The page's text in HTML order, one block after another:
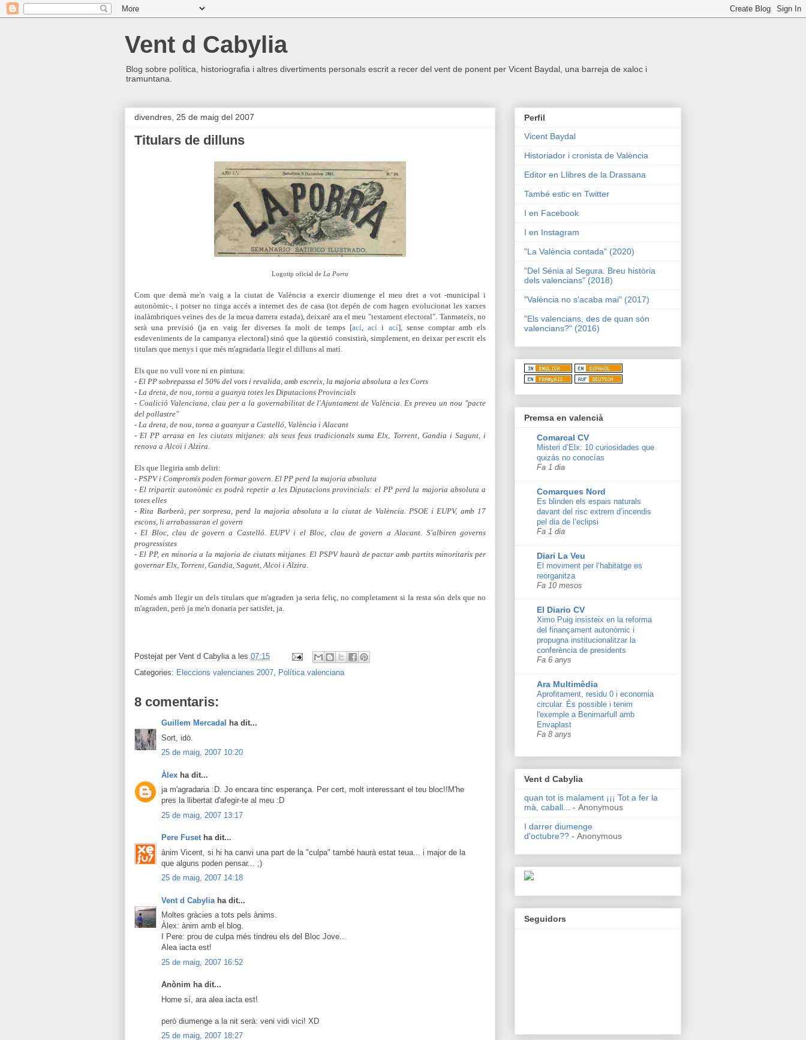
Vent d Cabylia
Blog sobre política, historiografia i altres divertiments personals escrit a recer del vent de ponent per Vicent Baydal, una barreja de xaloc i
tramuntana.
divendres, 25 de maig del 2007
Titulars de dilluns
Logotip oficial de La Porra
Com que demà me'n vaig a la ciutat de València a exercir diumenge el meu dret a vot -municipal i
autonòmic-, i potser no tinga accés a internet des de casa (tot depén de com hagen evolucionat les xarxes
inalàmbriques veïnes des de la meua darrera estada), deixaré ara el meu "testament electoral". Tanmateix, no
serà una previsió (ja en vaig fer diverses fa molt de temps [ací,acíi ací], sense comptar amb els
esdeveniments de la campanya electoral) sinó que la qüestió consistirà, simplement, en deixar per escrit els
titulars que menys i que més m'agradaria llegir el dilluns al matí.
Els que no vull vore ni en pintura:
- El PP sobrepassa el 50% del vots i revalida, amb escreix, la majoria absoluta a les Corts
- La dreta, de nou, torna a guanya totes les Diputacions Provincials
- Coalició Valenciana, clau per a la governabilitat de l'Ajuntament de València. Es preveu un nou "pacte
del pollastre"
- La dreta, de nou, torna a guanyar a Castelló, València i Alacant
- El PP arrasa en les ciutats mitjanes: als seus feus tradicionals suma Elx, Torrent, Gandia i Sagunt, i
renova a Alcoi i Alzira.
Els que llegiria amb deliri:
- PSPV i Compromís poden formar govern. El PP perd la majoria absoluta
- El tripartit autonòmic es podrà repetir a les Diputacions provincials: el PP perd la majoria absoluta a
totes elles
- Rita Barberà, per sorpresa, perd la majoria absoluta a la ciutat de València. PSOE i EUPV, amb 17
escons, li arrabassaran el govern
- El Bloc, clau de govern a Castelló. EUPV i el Bloc, clau de govern a Alacant. S'albiren governs
progressistes
- El PP, en minoria a la majoria de ciutats mitjanes. El PSPV haurà de pactar amb partits minoritaris per
governar Elx, Torrent, Gandia, Sagunt, Alcoi i Alzira.
Només amb llegir un dels titulars que m'agraden ja seria feliç, no completament si la resta són dels que no
m'agraden, però ja me'n donaria per satisfet, ja.
Postejat per Vent d Cabylia a les 07:15
Categories: Eleccions valencianes 2007, Política valenciana
8 comentaris:
Guillem Mercadal ha dit...
Sort, idò.
25 de maig, 2007 10:20
Àlex ha dit...
ja m'agradaria :D. Jo encara tinc esperança. Per cert, molt interessant el teu bloc!!M'he
pres la llibertat d'afegir-te al meu :D
25 de maig, 2007 13:17
Pere Fusetha dit...
ànim Vicent, si hi ha canvi una part de la "culpa" també haurà estat teua... i major de la
que alguns poden pensar... ;)
25 de maig, 2007 14:18
Vent d Cabylia ha dit...
Moltes gràcies a tots pels ànims.
Àlex: ànim amb el blog.
I Pere: prou de culpa més tindreu els del Bloc Jove...
Alea iacta est!
25 de maig, 2007 16:52
Anònim ha dit...
Home sí, ara alea iacta est!
però diumenge a la nit serà: veni vidi vici! XD
25 de maig, 2007 18:27
Perfil
Vicent Baydal
Historiador i cronista de València
Editor en Llibres de la Drassana
També estic en Twitter
I en Facebook
I en Instagram
"La València contada" (2020)
"Del Sénia al Segura. Breu història
dels valencians" (2018)
"València no s'acaba mai" (2017)
"Els valencians, des de quan són
valencians?" (2016)
Premsa en valencià
Comarcal CV
Misteri d’Elx: 10 curiosidades que
quizás no conocías
Fa 1 dia
Comarques Nord
Es blinden els espais naturals
davant del risc extrem d’incendis
pel dia de l’eclipsi
Fa 1 dia
Diari La Veu
El moviment per l’habitatge es
reorganitza
Fa 10 mesos
El Diario CV
Ximo Puig insisteix en la reforma
del finançament autonòmic i
propugna institucionalitzar la
conferència de presidents
Fa 6 anys
Ara Multimèdia
Aprofitament, residu 0 i economia
circular. És possible i tenim
l'exemple a Benimarfull amb
Envaplast
Fa 8 anys
Vent d Cabylia
quan tot is malament ¡¡¡ Tot a fer la
mà, caball...
- Anonymous
I darrer diumenge
d'octubre?? - Anonymous
Seguidors